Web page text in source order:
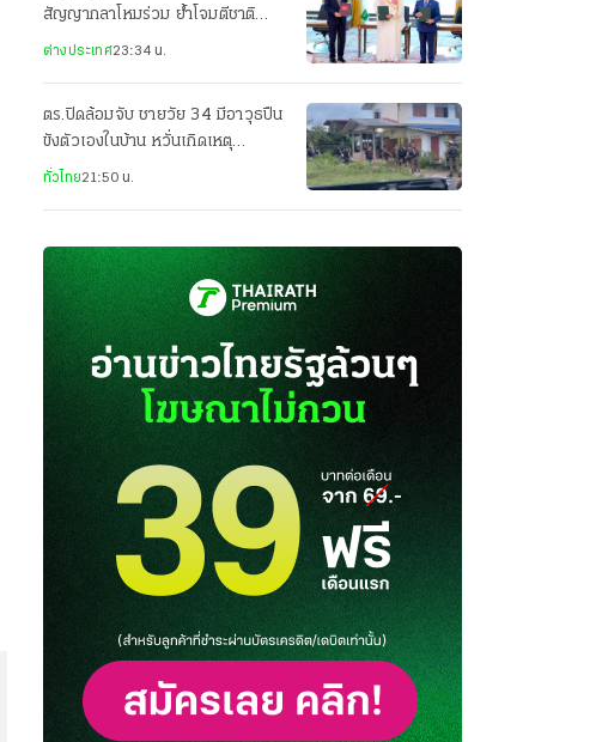
สัญญากลาโหมร่วม ย้ำโจมตีชาติ
เดียวเท่ากับโจมตีทั้ง 3 ประเทศ
ต่างประเทศ23:34 น.
ตร.ปิดล้อมจับ ชายวัย 34 มีอาวุธปืน
ขังตัวเองในบ้าน หวั่นเกิดเหตุ
อันตราย
ทั่วไทย21:50 น.